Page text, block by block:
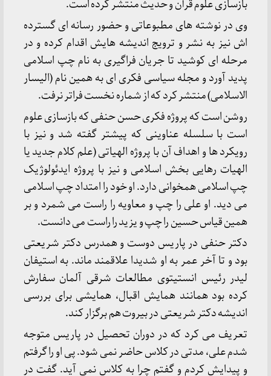
بازسازی علوم قرآن و حدیث منتشر کرده است.
وی در نوشته های مطبوعاتی و حضور رسانه ای گسترده
اش نیز به نشر و ترویج اندیشه هایش اقدام کرده و در
مرحله ای کوشید تا جریان فراگیری به نام چپ اسلامی
پدید آورد و مجله سیاسی فکری ای به همین نام (الیسار
الاسلامی) منتشر کرد که از شماره نخست فراتر نرفت.
روشن است که پروژه فکری حسن حنفی که بازسازی علوم
است با سلسله عناوینی که پیشتر گفته شد و نیز با
رویکرد ها و اهداف آن با پروژه الهیاتی (علم کلام جدید یا
الهیات رهایی بخش اسلامی و نیز با پروژه ایدئولوژیک
چپ اسلامی همخوانی دارد. او خود را امتداد چپ اسلامی
می دید. او علی را چپ و معاویه را راست می شمرد و بر
همین قیاس حسین را چپ و یزید را راست می دانست.
دکتر حنفی در پاریس دوست و همدرس دکتر شریعتی
بود و تا آخر عمر به او شدیدا علاقمند ماند. به استیفان
لیدر رئیس انستیتوی مطالعات شرقی آلمان سفارش
کرده بود همانند همایش اقبال، همایشی برای بررسی
اندیشه دکتر شریعتی در بیروت هم برگزار کند.
تعریف می کرد که در دوران تحصیل در پاریس متوجه
شدم علی، مدتی در کلاس حاضر نمی شود. پی او را گرفتم
و پیدایش کردم و گفتم چرا به کلاس نمی آید. گفت در